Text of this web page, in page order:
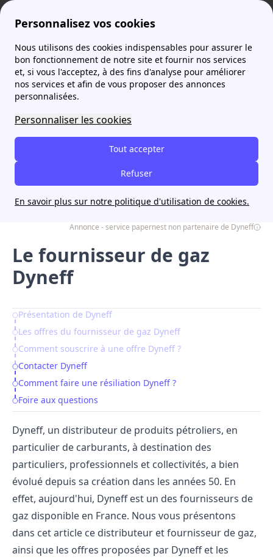
Personnalisez vos cookies
Nous utilisons des cookies indispensables pour assurer le
bon fonctionnement de notre site et fournir nos services
et, si vous l'acceptez, à des fins d'analyse pour améliorer
nos services et afin de vous proposer des annonces
personnalisées.
Personnaliser les cookies
Tout accepter
Refuser
En savoir plus sur notre politique d'utilisation de cookies.
Agence France Électricité More Fournisseurs de gaz Le fournisseur de gaz Dyneff
Je trouve l'offre d'énergie adaptée à
mon budget avec papernest
Commencez en ligne
Souscrivez un contrat Dyneff en 5 minutes
Annonce - service papernest non partenaire de Dyneff
Le fournisseur de gaz
Dyneff
Table of Contents
Présentation de Dyneff
Les offres du fournisseur de gaz Dyneff
Comment souscrire à une offre Dyneff ?
Contacter Dyneff
Comment faire une résiliation Dyneff ?
Foire aux questions
Dyneff, un distributeur de produits pétroliers, en
particulier de carburants, à destination des
particuliers, professionnels et collectivités, a bien
évolué depuis sa création dans les années 50. En
effet, aujourd'hui, Dyneff est un des fournisseurs de
gaz disponible en France. Nous vous présentons
dans cet article ce distributeur et fournisseur de gaz,
ainsi que les offres proposées par Dyneff et les